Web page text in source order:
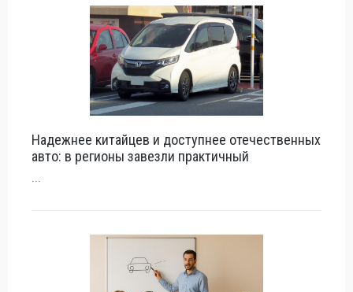
Надежнее китайцев и доступнее отечественных
авто: в регионы завезли практичный
...